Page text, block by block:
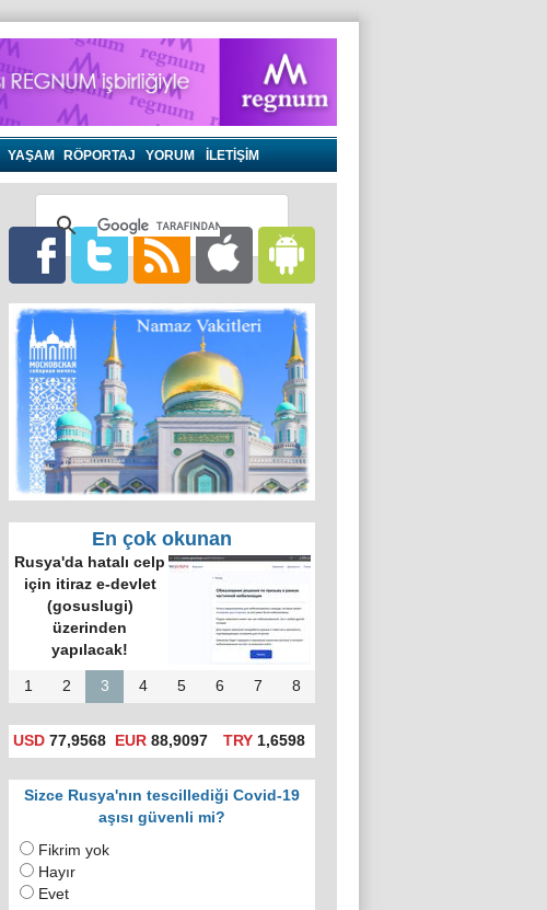
YAŞAM RÖPORTAJ YORUM İLETİŞİM
En çok okunan
Rusya'da hatalı celp
için itiraz e-devlet
(gosuslugi)
üzerinden
yapılacak!
1 2 3 4 5 6 7 8
USD 77,9568 EUR 88,9097 TRY1,6598
Sizce Rusya'nın tescillediği Covid-19
aşısı güvenli mi?
Fikrim yok
Hayır
Evet